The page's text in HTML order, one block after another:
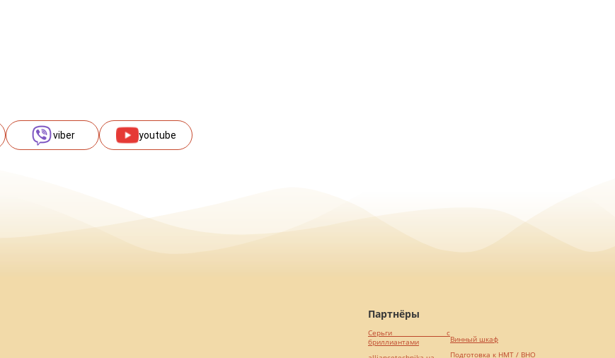
viber youtube
Партнёры
Серьги с
бриллиантами
Винный шкаф
Подготовка к НМТ / ВНО